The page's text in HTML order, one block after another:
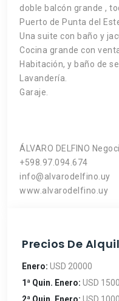
doble balcón grande ,
Puerto de Punta del
Una suite con baño y
Cocina grande con
Habitación, y baño de
Lavandería.
Garaje.
ÁLVARO DELFINO
+598.97.094.674
info@alvarodelfino.uy
www.alvarodelfino.uy
Precios De
Enero: USD 20000
1ª Quin. Enero: USD